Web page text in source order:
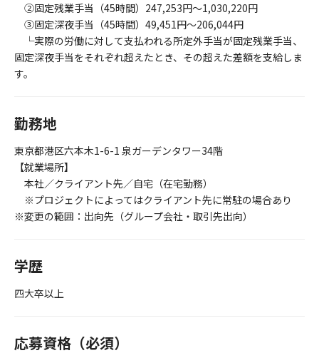
②固定残業手当（45時間）247,253円～1,030,220円
③固定深夜手当（45時間）49,451円～206,044円
└実際の労働に対して支払われる所定外手当が固定残業手当、
固定深夜手当をそれぞれ超えたとき、その超えた差額を支給しま
す。
勤務地
東京都港区六本木1-6-1 泉ガーデンタワー34階
【就業場所】
本社／クライアント先／自宅（在宅勤務）
※プロジェクトによってはクライアント先に常駐の場合あり
※変更の範囲：出向先（グループ会社・取引先出向）
学歴
四大卒以上
応募資格（必須）